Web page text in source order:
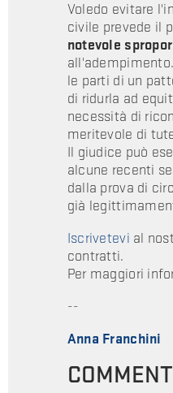
Voledo evitare
civile prevede il
notevole
le parti di un
di ridurla ad
necessità di
meritevole di
Il giudice può
alcune recenti
dalla prova di
già
Iscrivetevi al
contratti.
Per maggiori
--
Anna Franchini